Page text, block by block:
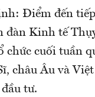
Điểm đến
đàn Kinh tế
chức cuối tuần
châu Âu và
tư.